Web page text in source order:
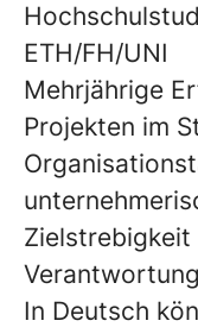
ETH/FH/UNI
Mehrjährige
Projekten im
In Deutsch